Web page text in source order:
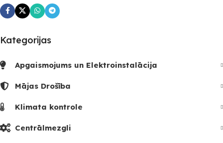
Kategorijas
Apgaismojums un Elektroinstalācija
Mājas Drošība
Klimata kontrole
Centrālmezgli